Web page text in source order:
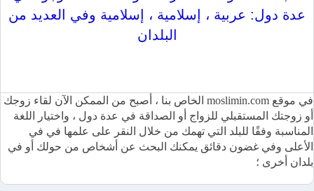
عدة دول: عربية ، إسلامية ، إسلامية وفي العديد من
البلدان
في موقع moslimin.com الخاص بنا ، أصبح من الممكن الآن لقاء زوجك
أو زوجتك المستقبلي للزواج أو الصداقة في عدة دول ، واختيار اللغة
المناسبة وفقًا للبلد التي تهمك من خلال النقر على علمها في في
الأعلى وفي غضون دقائق يمكنك البحث عن أشخاص من حولك أو في
بلدان أخرى ؛